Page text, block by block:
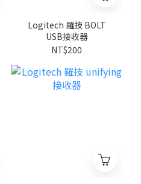
Logitech 羅技 BOLT
USB接收器
NT$200